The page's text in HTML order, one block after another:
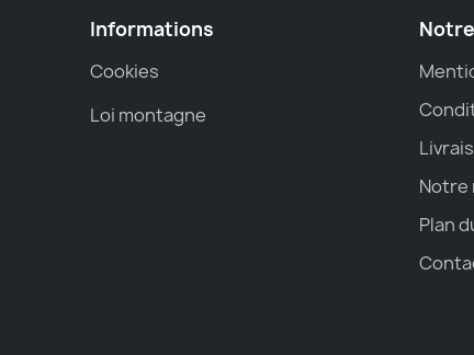
Informations
Cookies
Loi montagne
Notre
Plan